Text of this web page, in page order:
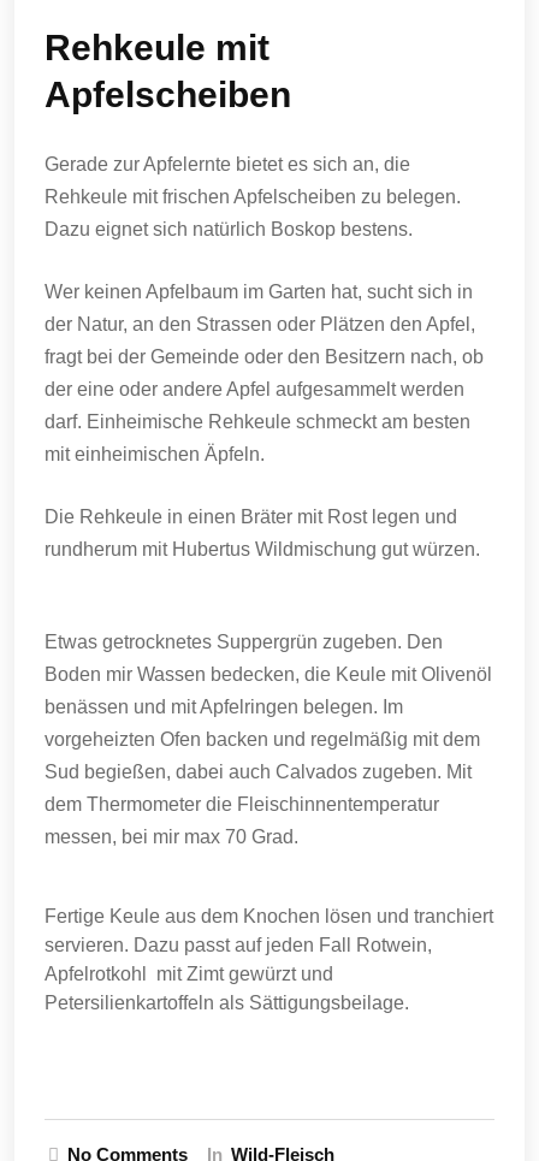
Rehkeule mit
Apfelscheiben
Gerade zur Apfelernte bietet es sich an, die
Rehkeule mit frischen Apfelscheiben zu belegen.
Dazu eignet sich natürlich Boskop bestens.
Wer keinen Apfelbaum im Garten hat, sucht sich in
der Natur, an den Strassen oder Plätzen den Apfel,
fragt bei der Gemeinde oder den Besitzern nach, ob
der eine oder andere Apfel aufgesammelt werden
darf. Einheimische Rehkeule schmeckt am besten
mit einheimischen Äpfeln.
Die Rehkeule in einen Bräter mit Rost legen und
rundherum mit Hubertus Wildmischung gut würzen.
Etwas getrocknetes Suppergrün zugeben. Den
Boden mir Wassen bedecken, die Keule mit Olivenöl
benässen und mit Apfelringen belegen. Im
vorgeheizten Ofen backen und regelmäßig mit dem
Sud begießen, dabei auch Calvados zugeben. Mit
dem Thermometer die Fleischinnentemperatur
messen, bei mir max 70 Grad.
Fertige Keule aus dem Knochen lösen und tranchiert
servieren. Dazu passt auf jeden Fall Rotwein,
Apfelrotkohl mit Zimt gewürzt und
Petersilienkartoffeln als Sättigungsbeilage.
No Comments In Wild-Fleisch